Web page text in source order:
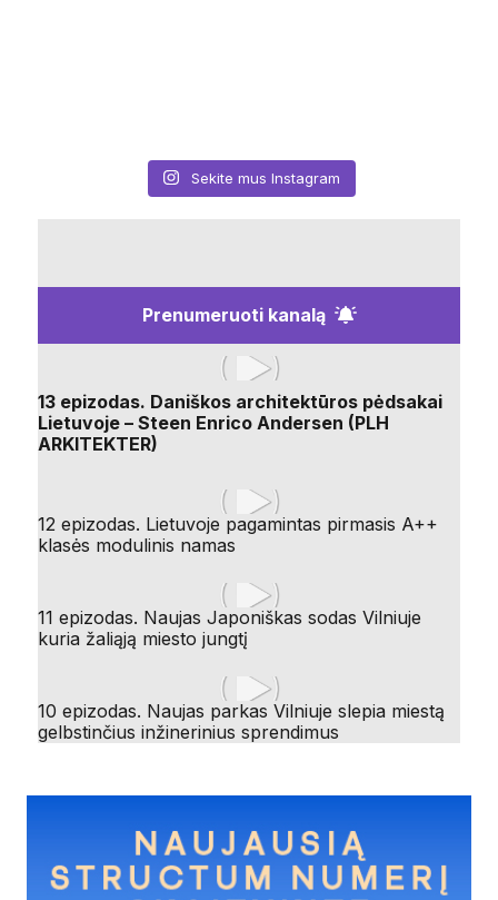
Sekite mus Instagram
Prenumeruoti kanalą
13 epizodas. Daniškos architektūros pėdsakai
Lietuvoje – Steen Enrico Andersen (PLH
ARKITEKTER)
12 epizodas. Lietuvoje pagamintas pirmasis A++
klasės modulinis namas
11 epizodas. Naujas Japoniškas sodas Vilniuje
kuria žaliąją miesto jungtį
10 epizodas. Naujas parkas Vilniuje slepia miestą
gelbstinčius inžinerinius sprendimus